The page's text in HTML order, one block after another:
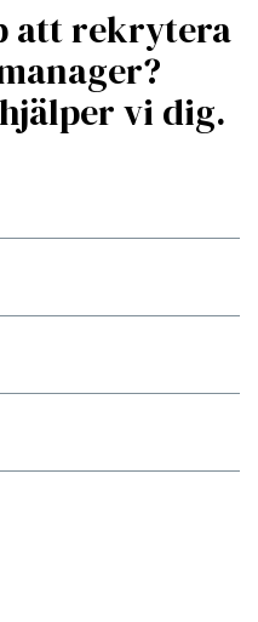
att rekrytera
vi dig.